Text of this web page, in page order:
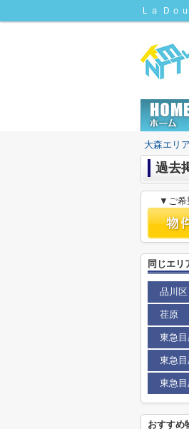
Ｌａ Ｄｏ
大森エリ
過去
▼ご希
同じエリ
品川区
荏原
東急
東急
東急
おすすめ